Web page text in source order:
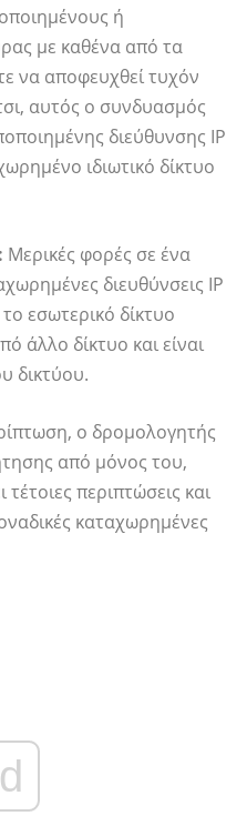
ή
με καθένα από τα
να αποφευχθεί τυχόν
αυτός ο συνδυασμός
διεύθυνσης IP
ιδιωτικό δίκτυο
Μερικές φορές σε ένα
διευθύνσεις IP
εσωτερικό δίκτυο
άλλο δίκτυο και είναι
δικτύου.
ο δρομολογητής
από μόνος του,
περιπτώσεις και
καταχωρημένες